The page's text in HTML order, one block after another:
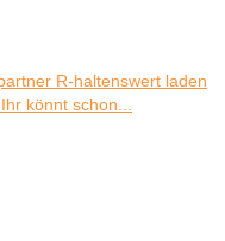
R-haltenswert laden
könnt schon...